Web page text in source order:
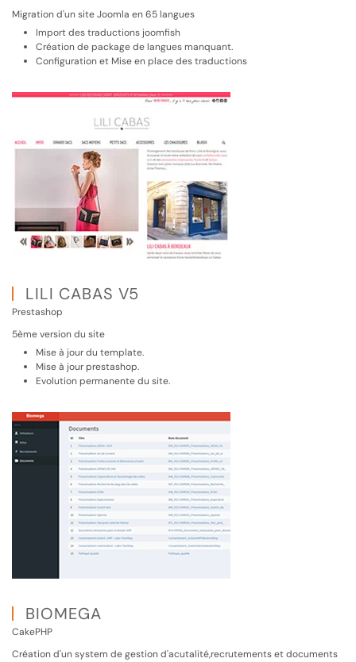
Migration d'un site Joomla en 65 langues
Import des traductions joomfish
Création de package de langues manquant.
Configuration et Mise en place des traductions
LILI CABAS V5
Prestashop
5ème version du site
Mise à jour du template.
Mise à jour prestashop.
Evolution permanente du site.
BIOMEGA
CakePHP
Création d'un system de gestion d'acutalité,recrutements et documents